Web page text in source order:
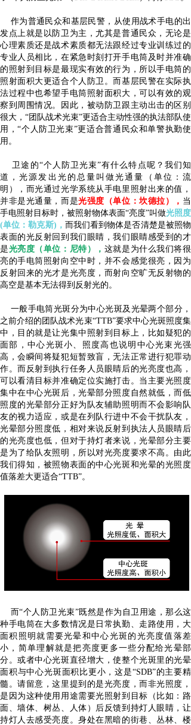
作为普通 民众和基层民警，从使用战术手电的出
发点上就是以防卫为主，尤其是普通民众，无论是
心理素质还是战术素质都无法跟经过专业训练过的
专业人员相比，在紧急时刻打开手电筒及时并准确
的照射到目标是最现实有效的行为，所以手电筒的
照射面积大更适合个人防卫。而基层民警在实际执
法过程中也希望手电筒照射面积大，可以有效的观
察到周围情况。因此，被动防卫跟主动出击的区别
很大，“团队战术光束”更适合主动性强的执法部队使
用，“个人防卫光束”更适合普通民众和单警执勤使
用。
卫途的“个人防卫光束”有什么特点呢？我们知
道，光源发出光的总量叫做光通量（单位：流
明），而光通过光学系统从手电里照射出来的值，
并非是光通量，而是光强度（单位：坎德拉）， 当
手电照射目标时，被照射物体表面“亮度”叫做光照度
(单位：勒克斯)， 而我们看到物体是否清楚是被照物
表面的光反射回到我们眼睛，我们眼睛感受到的才
是光亮度（单位：尼特）， 这就是为什么我们将很
亮的手电筒照射向空中时，并不会感觉很亮，因为
反射回来的光才是光亮度，而射向空旷无反射物的
高空是基本无法得到反射光的。
一般手电筒光斑分为中心光斑及光晕两个部分，
之前介绍的团队战术光束“TTB”要求中心光斑照度集
中，目的就是让光集中照射到目标上，比如疑犯的
面部，中心光斑小、照度高也说明中心光束光强
高，会瞬间将疑犯短暂致盲，无法正常进行犯罪动
作。而反射到执行任务人员眼睛后的光亮度也高，
可以看清目标并准确定位实施打击。当主要光照度
集中在中心光斑后，光晕部分照度自然就低，而低
照度的光晕部分正好为队友辅助照明而不会影响队
友的视力适应，或是在列队行进中不会干扰队友，
光晕部分照度低，相对来说反射到执法人员眼睛后
的光亮度也低，但对于持灯者来说，光晕部分主要
是为了给队友照明，所以对光亮度要求不高。由此
我们得知，被照物表面的中心光斑和光晕的光照度
值落差大更适合“TTB”。
而“个人防卫光束”既然是作为自卫用途，那么这
种手电筒在大多数情况是日常执勤、走路使用，大
面积照明就需要光晕和中心光斑的光亮度值落差
小，简单理解就是把亮度更多一些分配给光晕部
分。或者中心光斑直径增大，使整个光斑里的光晕
面积与中心光斑面积比更小，这是“SDB”的主要精
髓。请留意，这里提到的是光亮度，而非光照度，
是因为这种使用用途需要光照射到目标（比如：路
面、墙体、树丛、人体）后反馈到持灯人眼睛，让
持灯人去感受亮度。身处在黑暗的街巷、丛林、楼